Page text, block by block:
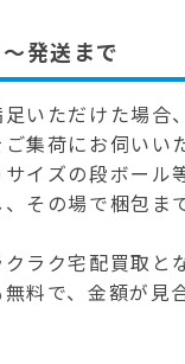
発送まで
いただけた場合
集荷にお伺いい
イズの段ボール
その場で梱包ま
ラク宅配買取と
料で、金額が見